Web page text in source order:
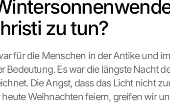
zu tun?
für die Menschen in der Antike und
Bedeutung. Es war die längste Nacht
Die Angst, dass das Licht nicht
Weihnachten feiern, greifen wir